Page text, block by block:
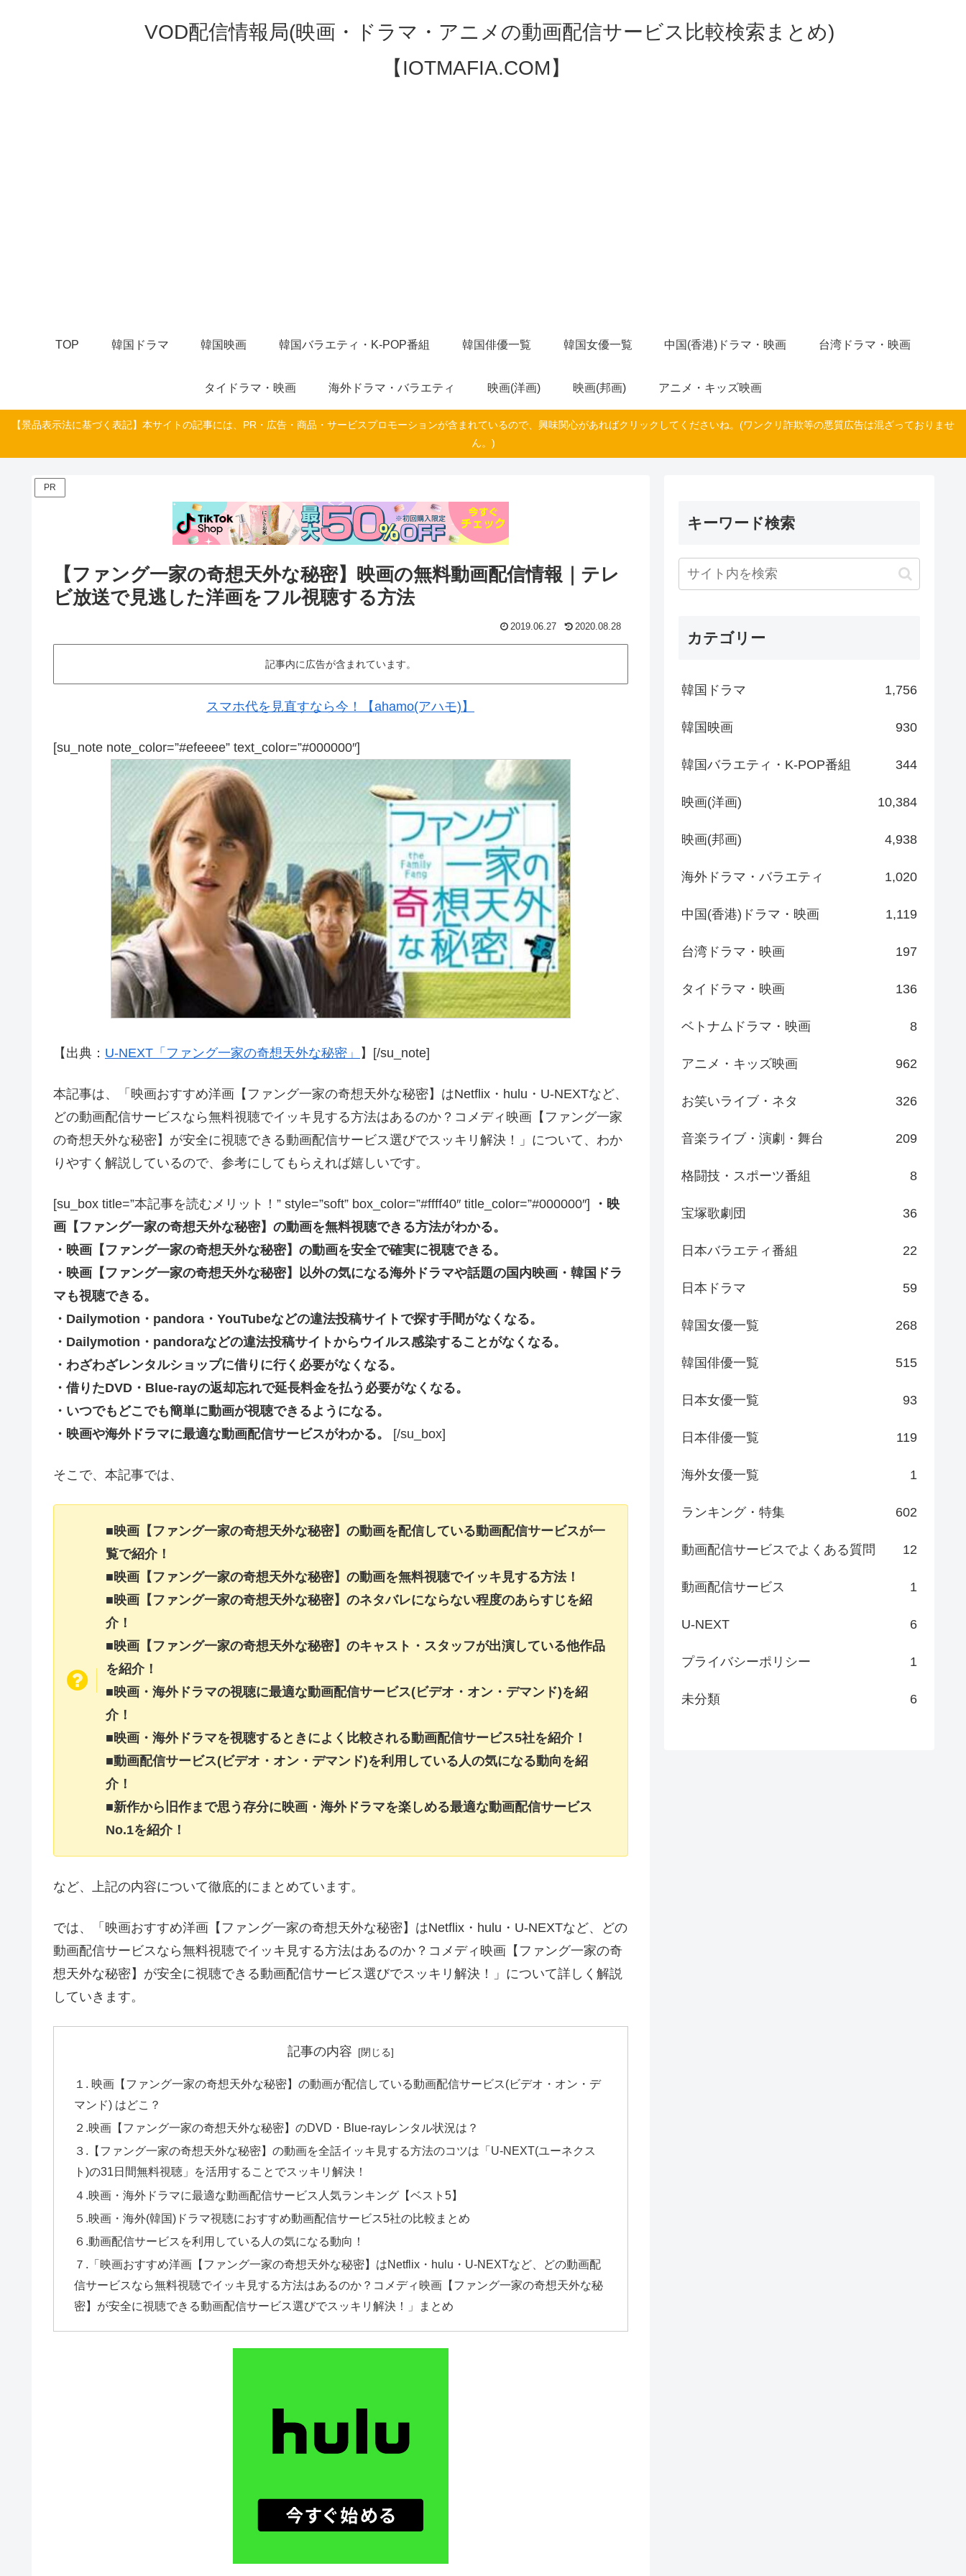
VOD配信情報局(映画・ドラマ・アニメの動画配信サービス比較検索まとめ)
【IOTMAFIA.COM】
TOP 韓国ドラマ 韓国映画 韓国バラエティ・K-POP番組 韓国俳優一覧 韓国女優一覧 中国(香港)ドラマ・映画 台湾ドラマ・映画
タイドラマ・映画 海外ドラマ・バラエティ 映画(洋画) 映画(邦画) アニメ・キッズ映画
【景品表示法に基づく表記】本サイトの記事には、PR・広告・商品・サービスプロモーションが含まれているので、興味関心があればクリックしてくださいね。(ワンクリ詐欺等の悪質広告は混ざっておりませ
ん。)
PR
【ファング一家の奇想天外な秘密】映画の無料動画配信情報｜テレ
ビ放送で見逃した洋画をフル視聴する方法
2019.06.27 2020.08.28
記事内に広告が含まれています。
スマホ代を見直すなら今！【ahamo(アハモ)】
[su_note note_color=”#efeeee” text_color=”#000000″]
【出典： U-NEXT「ファング一家の奇想天外な秘密」 】[/su_note]
本記事は、「映画おすすめ洋画【ファング一家の奇想天外な秘密】はNetflix・hulu・U-NEXTなど、
どの動画配信サービスなら無料視聴でイッキ見する方法はあるのか？コメディ映画【ファング一家
の奇想天外な秘密】が安全に視聴できる動画配信サービス選びでスッキリ解決！」について、わか
りやすく解説しているので、参考にしてもらえれば嬉しいです。
[su_box title=”本記事を読むメリット！” style=”soft” box_color=”#ffff40″ title_color=”#000000″]
・映
画【ファング一家の奇想天外な秘密】の動画を無料視聴できる方法がわかる。
・映画【ファング一家の奇想天外な秘密】の動画を安全で確実に視聴できる。
・映画【ファング一家の奇想天外な秘密】以外の気になる海外ドラマや話題の国内映画・韓国ドラ
マも視聴できる。
・Dailymotion・pandora・YouTubeなどの違法投稿サイトで探す手間がなくなる。
・Dailymotion・pandoraなどの違法投稿サイトからウイルス感染することがなくなる。
・わざわざレンタルショップに借りに行く必要がなくなる。
・借りたDVD・Blue-rayの返却忘れで延長料金を払う必要がなくなる。
・いつでもどこでも簡単に動画が視聴できるようになる。
・映画や海外ドラマに最適な動画配信サービスがわかる。
[/su_box]
そこで、本記事では、
■映画【ファング一家の奇想天外な秘密】の動画を配信している動画配信サービスが一
覧で紹介！
■映画【ファング一家の奇想天外な秘密】の動画を無料視聴でイッキ見する方法！
■映画【ファング一家の奇想天外な秘密】のネタバレにならない程度のあらすじを紹
介！
■映画【ファング一家の奇想天外な秘密】のキャスト・スタッフが出演している他作品
を紹介！
■映画・海外ドラマの視聴に最適な動画配信サービス(ビデオ・オン・デマンド)を紹
介！
■映画・海外ドラマを視聴するときによく比較される動画配信サービス5社を紹介！
■動画配信サービス(ビデオ・オン・デマンド)を利用している人の気になる動向を紹
介！
■新作から旧作まで思う存分に映画・海外ドラマを楽しめる最適な動画配信サービス
No.1を紹介！
など、上記の内容について徹底的にまとめています。
では、「映画おすすめ洋画【ファング一家の奇想天外な秘密】はNetflix・hulu・U-NEXTなど、どの
動画配信サービスなら無料視聴でイッキ見する方法はあるのか？コメディ映画【ファング一家の奇
想天外な秘密】が安全に視聴できる動画配信サービス選びでスッキリ解決！」について詳しく解説
していきます。
記事の内容
１. 映画【ファング一家の奇想天外な秘密】の動画が配信している動画配信サービス(ビデオ・オン・デ
マンド) はどこ？
２.映画【ファング一家の奇想天外な秘密】のDVD・Blue-rayレンタル状況は？
３.【ファング一家の奇想天外な秘密】の動画を全話イッキ見する方法のコツは「U-NEXT(ユーネクス
ト)の31日間無料視聴」を活用することでスッキリ解決！
４.映画・海外ドラマに最適な動画配信サービス人気ランキング【ベスト5】
５.映画・海外(韓国)ドラマ視聴におすすめ動画配信サービス5社の比較まとめ
６.動画配信サービスを利用している人の気になる動向！
７.「映画おすすめ洋画【ファング一家の奇想天外な秘密】はNetflix・hulu・U-NEXTなど、どの動画配
信サービスなら無料視聴でイッキ見する方法はあるのか？コメディ映画【ファング一家の奇想天外な秘
密】が安全に視聴できる動画配信サービス選びでスッキリ解決！」まとめ
キーワード検索
カテゴリー
韓国ドラマ 1,756
韓国映画 930
韓国バラエティ・K-POP番組 344
映画(洋画) 10,384
映画(邦画) 4,938
海外ドラマ・バラエティ 1,020
中国(香港)ドラマ・映画 1,119
台湾ドラマ・映画 197
タイドラマ・映画 136
ベトナムドラマ・映画 8
アニメ・キッズ映画 962
お笑いライブ・ネタ 326
音楽ライブ・演劇・舞台 209
格闘技・スポーツ番組 8
宝塚歌劇団 36
日本バラエティ番組 22
日本ドラマ 59
韓国女優一覧 268
韓国俳優一覧 515
日本女優一覧 93
日本俳優一覧 119
海外女優一覧 1
ランキング・特集 602
動画配信サービスでよくある質問 12
動画配信サービス 1
U-NEXT 6
プライバシーポリシー 1
未分類 6